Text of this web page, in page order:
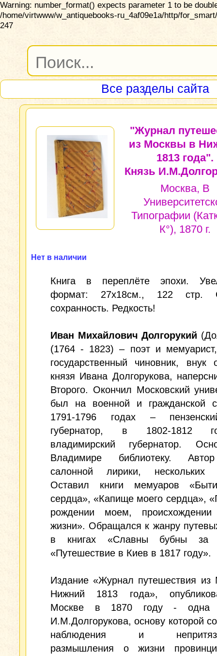
Warning: number_format() expects parameter 1 to be
/home/virtwww/w_antiquebooks-ru_4af09e1a/http/
247
Все разделы сайта
"Журнал
из Москвы в
1813 года".
Князь
Москва, В
Типографии
К°), 1870 г.
Нет в наличии
Книга в переплёте эпохи.
формат: 27x18см., 122 стр.
сохранность. Редкость!
Иван Михайлович Долгорукий
(1764 - 1823) – поэт и
государственный чиновник, внук
князя Ивана Долгорукова,
Второго. Окончил Московский
был на военной и гражданской
1791-1796 годах –
губернатор, в 1802-1812
владимирский губернатор.
Владимире библиотеку.
салонной лирики, нескольких
Оставил книги мемуаров
сердца», «Капище моего сердца»,
рождении моем,
жизни». Обращался к жанру
в книгах «Славны бубны за
«Путешествие в Киев в 1817 году».
Издание «Журнал путешествия из
Нижний 1813 года»,
Москве в 1870 году - одна
И.М.Долгорукова, основу которой
наблюдения и
размышления о жизни